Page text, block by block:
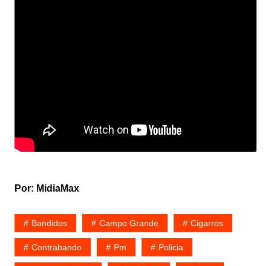
Por: MidiaMax
Bandidos Campo Grande Cigarros
Contrabando Pm Policia